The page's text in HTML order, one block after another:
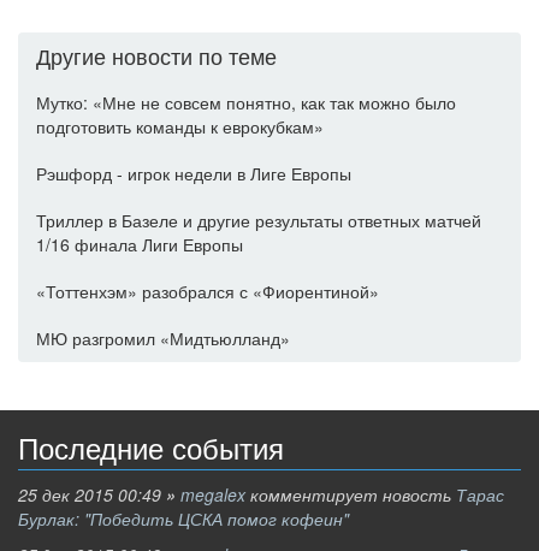
Другие новости по теме
Мутко: «Мне не совсем понятно, как так можно было
подготовить команды к еврокубкам»
Рэшфорд - игрок недели в Лиге Европы
Триллер в Базеле и другие результаты ответных матчей
1/16 финала Лиги Европы
«Тоттенхэм» разобрался с «Фиорентиной»
МЮ разгромил «Мидтьюлланд»
Последние события
25 дек 2015 00:49 » megalex комментирует новость Тарас
Бурлак: "Победить ЦСКА помог кофеин"